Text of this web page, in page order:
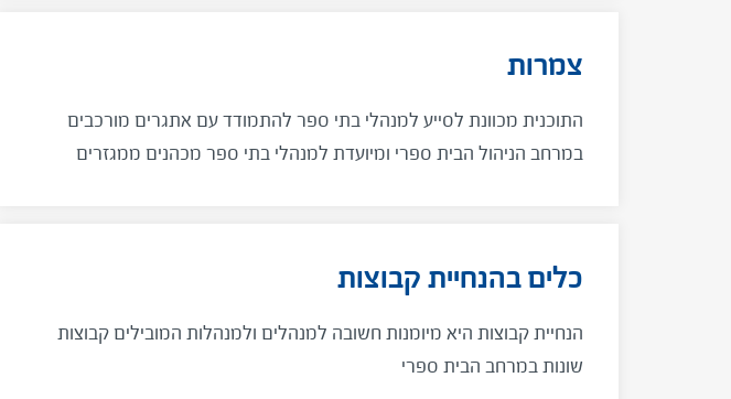
צמרות
התוכנית מכוונת לסייע למנהלי בתי ספר להתמודד עם אתגרים מורכבים
במרחב הניהול הבית ספרי ומיועדת למנהלי בתי ספר מכהנים ממגזרים
כלים בהנחיית קבוצות
הנחיית קבוצות היא מיומנות חשובה למנהלים ולמנהלות המובילים קבוצות
שונות במרחב הבית ספרי